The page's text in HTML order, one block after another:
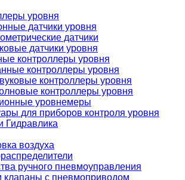
уровня
датчики уровня
датчики
датчики уровня
контроллеры уровня
контроллеры уровня
контроллеры уровня
контроллеры уровня
уровнемеры
для приборов контроля уровня
Гидравлика
воздуха
ручного пневмоуправления
клапаны с пневмоприводом